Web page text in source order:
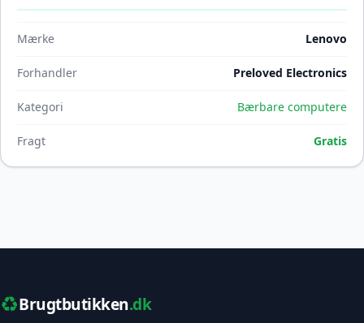
Mærke Lenovo
Forhandler Preloved Electronics
Kategori Bærbare computere
Fragt Gratis
♻️Brugtbutikken.dk